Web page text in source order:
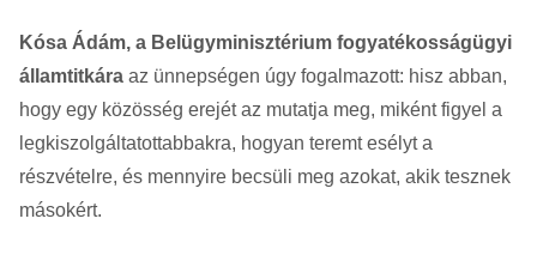
Kósa Ádám, a Belügyminisztérium fogyatékosságügyi
államtitkára az ünnepségen úgy fogalmazott: hisz abban,
hogy egy közösség erejét az mutatja meg, miként figyel a
legkiszolgáltatottabbakra, hogyan teremt esélyt a
részvételre, és mennyire becsüli meg azokat, akik tesznek
másokért.